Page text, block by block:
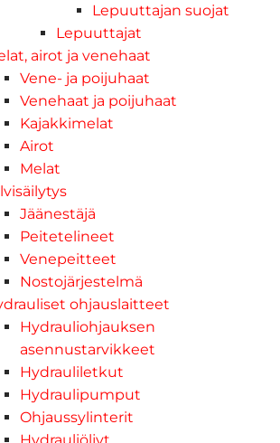
Lepuuttajan suojat
Lepuuttajat
airot ja venehaat
Vene- ja poijuhaat
Venehaat ja poijuhaat
Kajakkimelat
Airot
Melat
Jäänestäjä
Peitetelineet
Venepeitteet
Nostojärjestelmä
ohjauslaitteet
Hydrauliohjauksen
asennustarvikkeet
Hydrauliletkut
Hydraulipumput
Ohjaussylinterit
Hydrauliöljyt